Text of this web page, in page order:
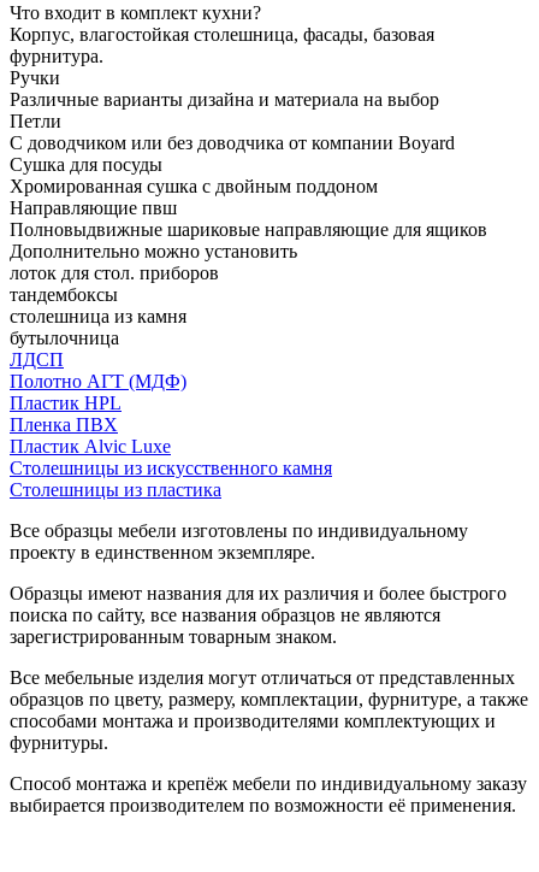
Что входит в комплект кухни?
Корпус, влагостойкая столешница, фасады, базовая
фурнитура.
Ручки
Различные варианты дизайна и материала на выбор
Петли
С доводчиком или без доводчика от компании Boyard
Сушка для посуды
Хромированная сушка с двойным поддоном
Направляющие пвш
Полновыдвижные шариковые направляющие для ящиков
Дополнительно можно установить
лоток для стол. приборов
тандембоксы
столешница из камня
бутылочница
ЛДСП
Полотно АГТ (МДФ)
Пластик HPL
Пленка ПВХ
Пластик Alvic Luxe
Столешницы из искусственного камня
Столешницы из пластика
Все образцы мебели изготовлены по индивидуальному
проекту в единственном экземпляре.
Образцы имеют названия для их различия и более быстрого
поиска по сайту, все названия образцов не являются
зарегистрированным товарным знаком.
Все мебельные изделия могут отличаться от представленных
образцов по цвету, размеру, комплектации, фурнитуре, а также
способами монтажа и производителями комплектующих и
фурнитуры.
Способ монтажа и крепёж мебели по индивидуальному заказу
выбирается производителем по возможности её применения.